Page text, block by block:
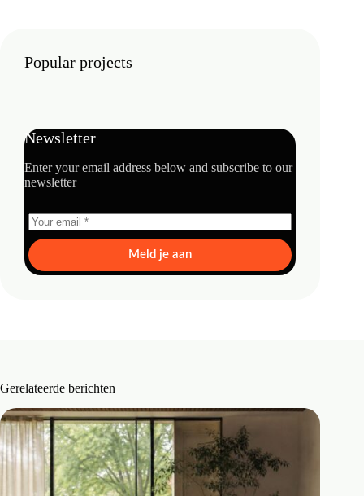
Popular projects
Newsletter
Enter your email address below and subscribe to our
newsletter
Meld je aan
Gerelateerde berichten